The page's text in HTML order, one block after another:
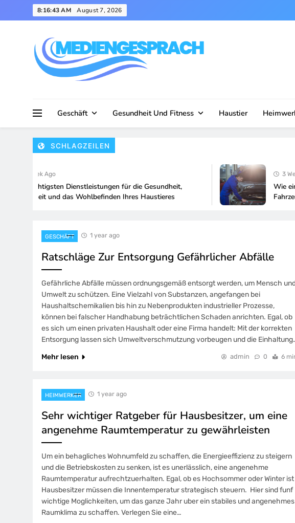
to
8:16:44 AM August 7, 2026
Geschäft Gesundheit Und Fitness Haustier
SCHLAGZEILEN
1 Week Ago
Die wichtigsten Dienstleistungen für die Gesundheit,
Sicherheit und das Wohlbefinden Ihres Haustieres
3 Weeks
Wie ein
Fahrzeugs
GESCHÄFT 1 year ago
Ratschläge Zur Entsorgung Gefährlicher Abfälle
Gefährliche Abfälle müssen ordnungsgemäß entsorgt werden, um Mensch
Umwelt zu schützen. Eine Vielzahl von Substanzen, angefangen bei
Haushaltschemikalien bis hin zu Nebenprodukten industrieller Prozesse,
können bei falscher Handhabung beträchtlichen Schaden anrichten. Egal, ob
es sich um einen privaten Haushalt oder eine Firma handelt: Mit der korrekten
Entsorgung lassen sich Umweltverschmutzung vorbeugen und die
Mehr lesen
admin 0 6
HEIMWERKER 1 year ago
Sehr wichtiger Ratgeber für Hausbesitzer, um eine
angenehme Raumtemperatur zu gewährleisten
Um ein behagliches Wohnumfeld zu schaffen, die Energieeffizienz zu steigern
und die Betriebskosten zu senken, ist es unerlässlich, eine angenehme
Raumtemperatur aufrechtzuerhalten. Egal, ob es Hochsommer oder Winter ist
Hausbesitzer müssen die Innentemperatur strategisch steuern. Hier sind funf
wichtige Moglichkeiten, um das ganze Jahr uber ein stabiles und angenehmes
Raumklima zu schaffen. Verlegen Sie eine…